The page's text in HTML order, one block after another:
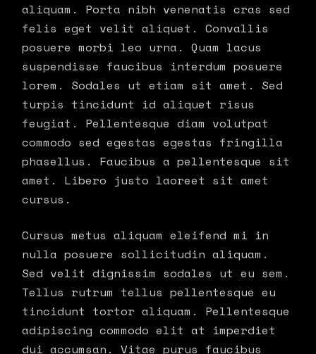
aliquam. Porta nibh venenatis cras sed
felis eget velit aliquet. Convallis
posuere morbi leo urna. Quam lacus
suspendisse faucibus interdum posuere
lorem. Sodales ut etiam sit amet. Sed
turpis tincidunt id aliquet risus
feugiat. Pellentesque diam volutpat
commodo sed egestas egestas fringilla
phasellus. Faucibus a pellentesque sit
amet. Libero justo laoreet sit amet
cursus.
Cursus metus aliquam eleifend mi in
nulla posuere sollicitudin aliquam.
Sed velit dignissim sodales ut eu sem.
Tellus rutrum tellus pellentesque eu
tincidunt tortor aliquam. Pellentesque
adipiscing commodo elit at imperdiet
dui accumsan. Vitae purus faucibus